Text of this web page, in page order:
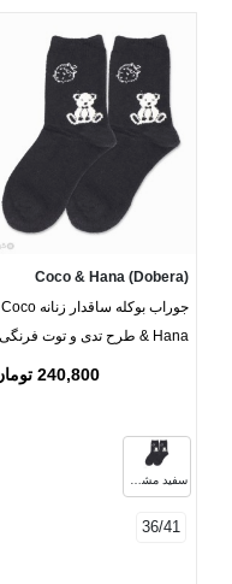
Coco & Hana (Dobera)
جوراب بوکله ساقدار زنانه Coco
& Hana طرح تدی و توت فرنگی
240,800 تومان
سفید مشکی
36/41